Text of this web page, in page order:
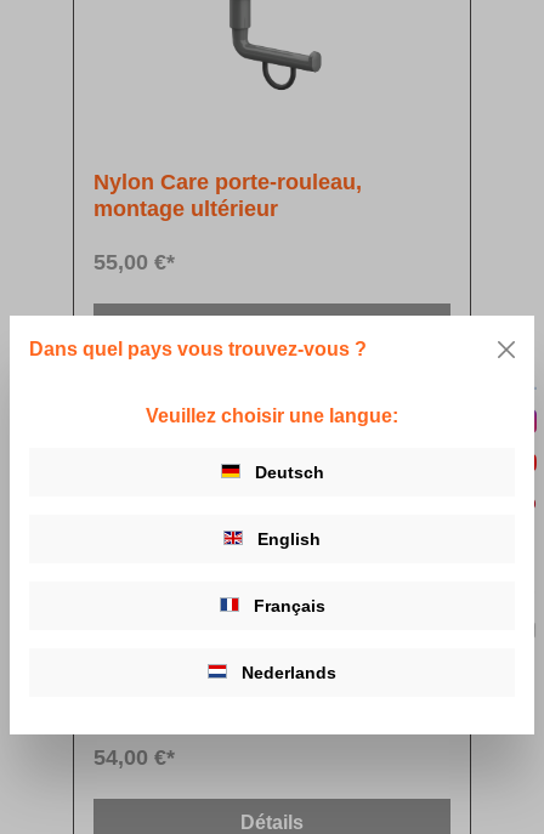
Nylon Care porte-rouleau,
montage ultérieur
55,00 €*
54,00 €*
Détails
Dans quel pays vous trouvez-vous ?
Veuillez choisir une langue:
Deutsch
English
Français
Nederlands